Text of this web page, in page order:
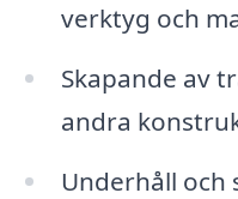
verktyg och
Skapande av
andra
Underhåll och